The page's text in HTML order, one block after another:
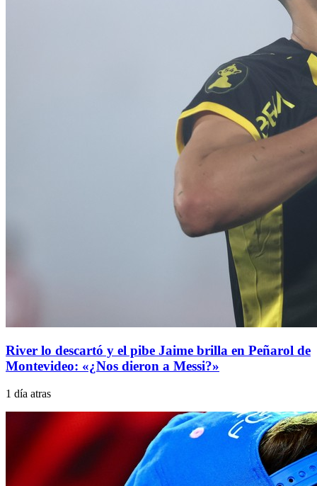
River lo descartó y el pibe Jaime brilla en Peñarol de
Montevideo: «¿Nos dieron a Messi?»
1 día atras